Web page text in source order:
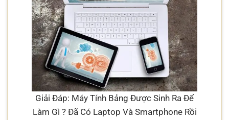
Giải Đáp: Máy Tính Bảng Được Sinh Ra Để
Làm Gì ? Đã Có Laptop Và Smartphone Rồi